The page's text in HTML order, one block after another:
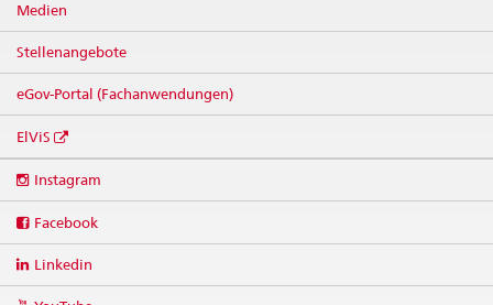
Medien
Stellenangebote
eGov-Portal (Fachanwendungen)
ElViS
media
Instagram
Facebook
Linkedin